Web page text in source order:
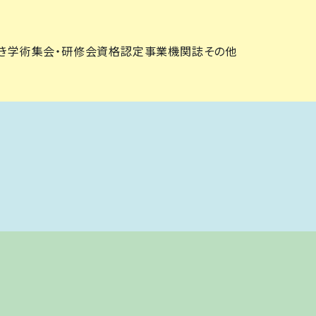
学術集会・研修会資格認定事業機関誌その他